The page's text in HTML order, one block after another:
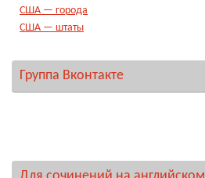
США — города
США — штаты
Группа Вконтакте